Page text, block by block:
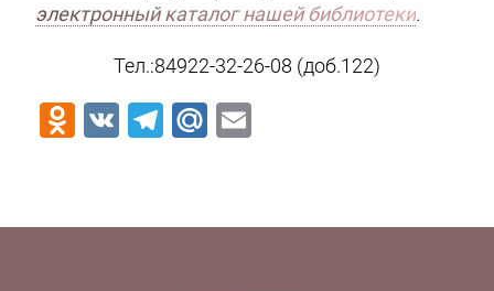
электронный каталог нашей библиотеки.
Тел.:84922-32-26-08 (доб.122)
Odnoklassniki
VK Telegram
Mail.Ru